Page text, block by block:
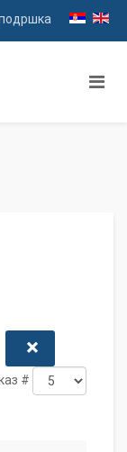
#